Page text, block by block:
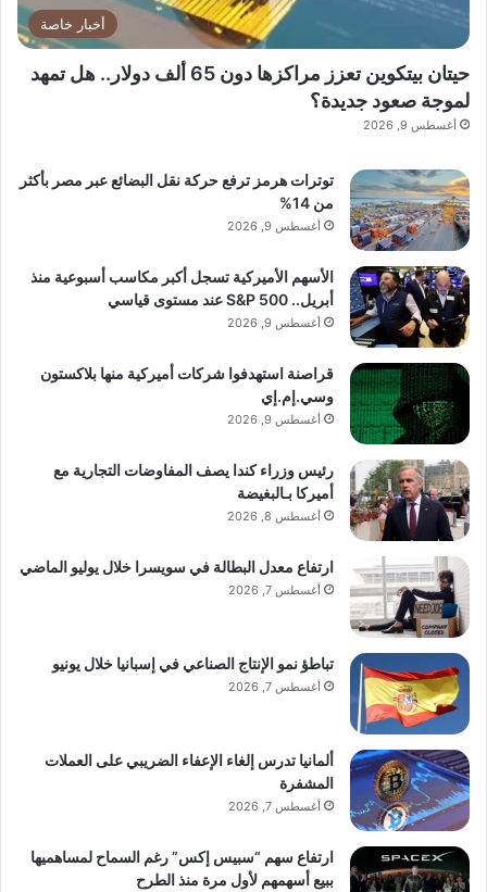
أخبار خاصة
حيتان بيتكوين تعزز مراكزها دون 65 ألف دولار.. هل تمهد
لموجة صعود جديدة؟
أغسطس 9, 2026
توترات هرمز ترفع حركة نقل البضائع عبر مصر بأكثر
من 14%
أغسطس 9, 2026
الأسهم الأميركية تسجل أكبر مكاسب أسبوعية منذ
أبريل.. S&P 500 عند مستوى قياسي
أغسطس 9, 2026
قراصنة استهدفوا شركات أميركية منها بلاكستون
وسي.إم.إي
أغسطس 9, 2026
رئيس وزراء كندا يصف المفاوضات التجارية مع
أميركا بـالبغيضة
أغسطس 8, 2026
ارتفاع معدل البطالة في سويسرا خلال يوليو الماضي
أغسطس 7, 2026
تباطؤ نمو الإنتاج الصناعي في إسبانيا خلال يونيو
أغسطس 7, 2026
ألمانيا تدرس إلغاء الإعفاء الضريبي على العملات
المشفرة
أغسطس 7, 2026
ارتفاع سهم “سبيس إكس” رغم السماح لمساهميها
ببيع أسهمهم لأول مرة منذ الطرح